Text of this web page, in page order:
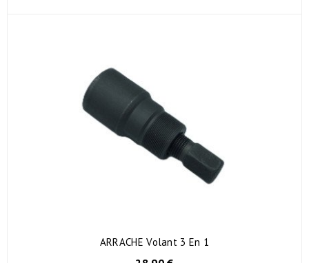
ARRACHE Volant 3 En 1